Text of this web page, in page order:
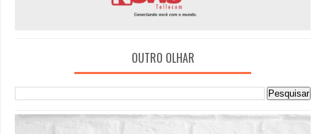
OUTRO OLHAR